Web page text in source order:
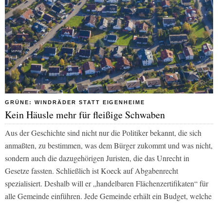
GRÜNE: WINDRÄDER STATT EIGENHEIME
Kein Häusle mehr für fleißige Schwaben
Aus der Geschichte sind nicht nur die Politiker bekannt, die sich
anmaßten, zu bestimmen, was dem Bürger zukommt und was nicht,
sondern auch die dazugehörigen Juristen, die das Unrecht in
Gesetze fassten. Schließlich ist Koeck auf Abgabenrecht
spezialisiert. Deshalb will er „handelbaren Flächenzertifikaten“ für
alle Gemeinde einführen. Jede Gemeinde erhält ein Budget, welche